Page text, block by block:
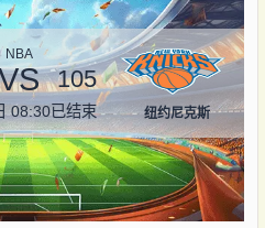
NBA
105
08:30已结束 纽约尼克斯